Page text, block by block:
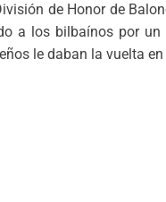
de Honor de
a los bilbaínos por
le daban la vuelta